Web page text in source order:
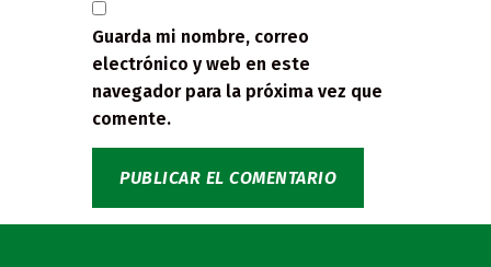
Guarda mi nombre, correo
electrónico y web en este
navegador para la próxima vez que
comente.